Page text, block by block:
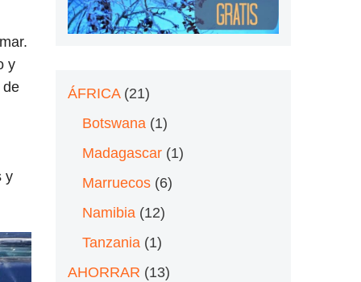
y
de
y
ÁFRICA(21)
Botswana(1)
Madagascar(1)
Marruecos(6)
Namibia(12)
Tanzania(1)
AHORRAR (13)